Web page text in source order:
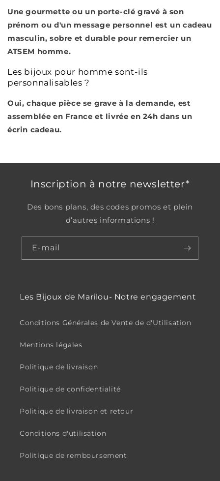
Une gourmette ou un porte-clé gravé à son
prénom ou d'un message personnel est un cadeau
masculin, sobre et durable pour remercier un
ATSEM homme.
Les bijoux pour homme sont-ils
personnalisables ?
Oui, chaque pièce se grave à la demande, est
assemblée en France et livrée en 24h dans un
écrin cadeau.
Inscription à notre newsletter*
Des bons plans, des codes promos et plein
d’autres informations !
E-mail
Les Bijoux de Marilou- Notre engagement
Conditions Générales de Vente de d'Utilisation
Mentions légales
Politique de livraison
Politique de confidentialité
Politique de livraison et retour
Conditions d'utilisation
Politique de remboursement